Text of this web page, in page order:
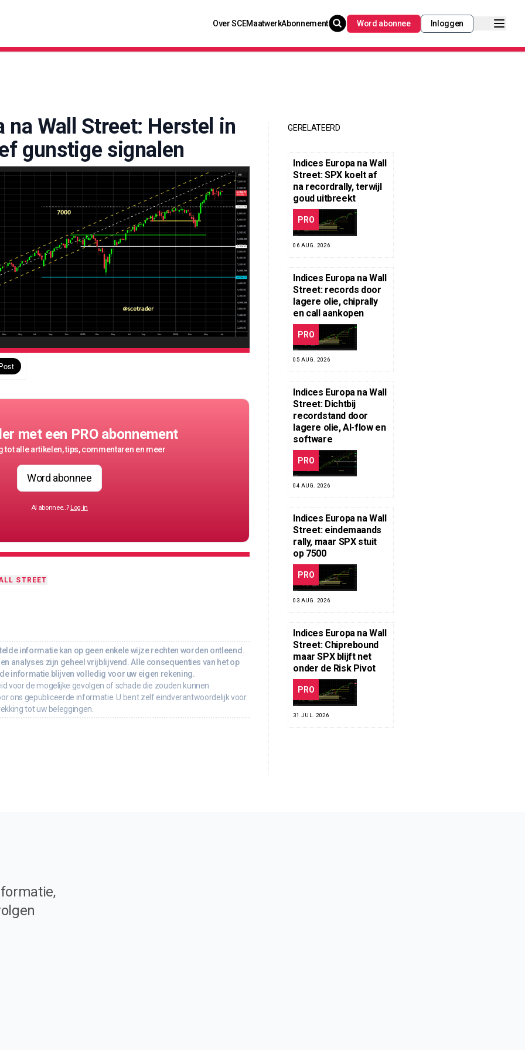
Over SCEMaatwerkAbonnement Word abonnee Inloggen
na Wall Street: Herstel in
gunstige signalen
met een PRO abonnement
tot alle artikelen, tips, commentaren en meer
Word abonnee
Al abonnee..? Log in
STREET
informatie kan op geen enkele wijze rechten worden ontleend.
analyses zijn geheel vrijblijvend. Alle consequenties van het op
informatie blijven volledig voor uw eigen rekening.
voor de mogelijke gevolgen of schade die zouden kunnen
ons gepubliceerde informatie. U bent zelf eindverantwoordelijk voor
tot uw beleggingen.
GERELATEERD
Indices Europa na Wall
Street: SPX koelt af
na recordrally, terwijl
goud uitbreekt
PRO
06 AUG. 2026
Indices Europa na Wall
Street: records door
lagere olie, chiprally
en call aankopen
PRO
05 AUG. 2026
Indices Europa na Wall
Street: Dichtbij
recordstand door
lagere olie, AI-flow en
software
PRO
04 AUG. 2026
Indices Europa na Wall
Street: eindemaands
rally, maar SPX stuit
op 7500
PRO
03 AUG. 2026
Indices Europa na Wall
Street: Chiprebound
maar SPX blijft net
onder de Risk Pivot
PRO
31 JUL. 2026